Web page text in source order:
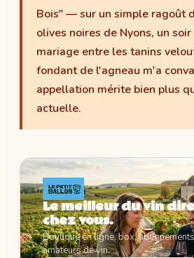
Bois" — sur un simple ragoût
olives noires de Nyons, un
mariage entre les tanins
fondant de l'agneau m'a
appellation mérite bien plus
actuelle.
Le meilleur du vin
chez vous.
Boutique en ligne, box,
amateurs de vin.